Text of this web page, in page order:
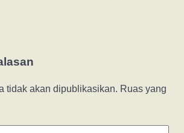
tidak akan dipublikasikan. Ruas yang